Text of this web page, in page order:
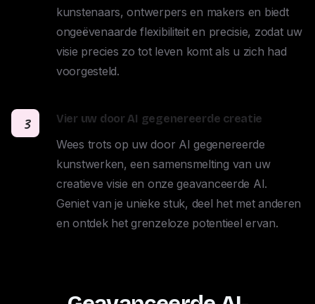
kunstenaars, ontwerpers en makers en biedt
ongeëvenaarde flexibiliteit en precisie, zodat uw
visie precies zo tot leven komt als u zich had
voorgesteld.
3 Vier uw door AI gegenereerde creatie
Wees trots op uw door AI gegenereerde
kunstwerken, een samensmelting van uw
creatieve visie en onze geavanceerde AI.
Geniet van je unieke stuk, deel het met anderen
en ontdek het grenzeloze potentieel ervan.